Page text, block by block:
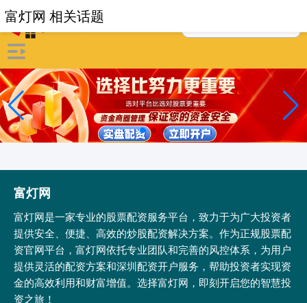
富灯网
富灯网是一家专业的股票配资服务平台，致力于为广大投资者
提供安全、便捷、高效的炒股配资解决方案。作为正规股票配
资官网平台，富灯网依托专业团队和完善的风控体系，为用户
提供灵活的配资方案和深圳配资开户服务，帮助投资者实现资
金的高效利用和财富增值。选择富灯网，即刻开启您的智慧投
资之旅！
富灯网 相关话题